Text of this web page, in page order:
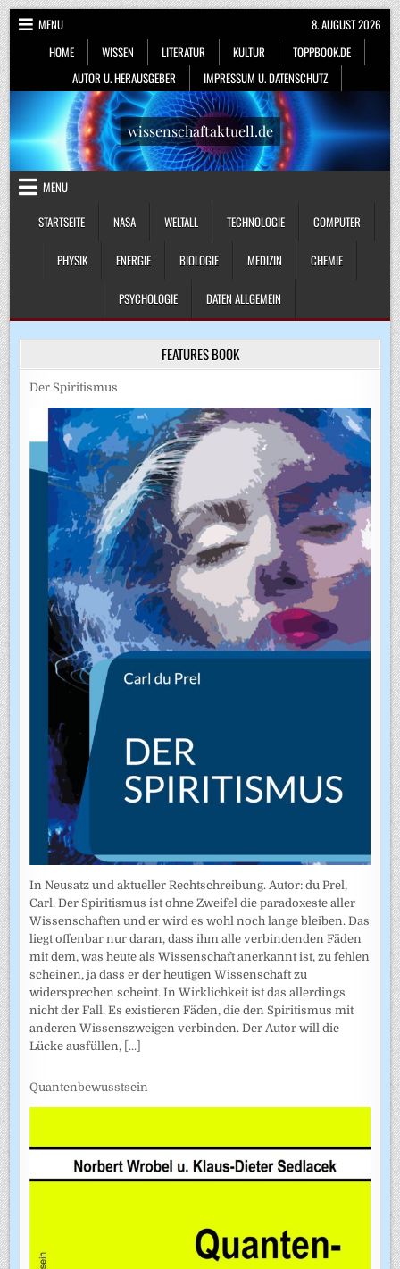
Skip
to
content
MENU
HOME
WISSEN LITERATUR KULTUR
TOPPBOOK.DE
AUTOR U. HERAUSGEBER
IMPRESSUM U. DATENSCHUTZ
8. AUGUST 2026
wissenschaftaktuell.de
MENU
STARTSEITE
NASA WELTALL TECHNOLOGIE COMPUTER
PHYSIK ENERGIE BIOLOGIE MEDIZIN CHEMIE
PSYCHOLOGIE DATEN ALLGEMEIN
FEATURES BOOK
Der Spiritismus
In Neusatz und aktueller Rechtschreibung. Autor: du Prel,
Carl. Der Spiritismus ist ohne Zweifel die paradoxeste aller
Wissenschaften und er wird es wohl noch lange bleiben. Das
liegt offenbar nur daran, dass ihm alle verbindenden Fäden
mit dem, was heute als Wissenschaft anerkannt ist, zu fehlen
scheinen, ja dass er der heutigen Wissenschaft zu
widersprechen scheint. In Wirklichkeit ist das allerdings
nicht der Fall. Es existieren Fäden, die den Spiritismus mit
anderen Wissenszweigen verbinden. Der Autor will die
Lücke ausfüllen, [...]
Quantenbewusstsein